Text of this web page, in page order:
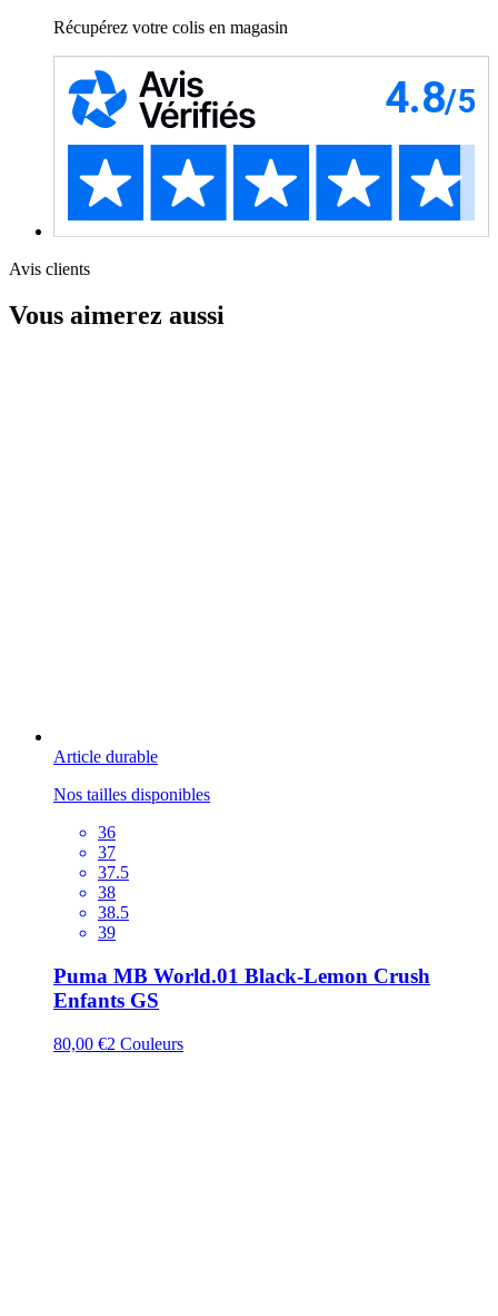
Récupérez votre colis en magasin
Avis clients
Vous aimerez aussi
Article durable
Nos tailles disponibles
36
37
37.5
38
38.5
39
Puma MB World.01 Black-Lemon Crush
Enfants GS
80,00 €2 Couleurs